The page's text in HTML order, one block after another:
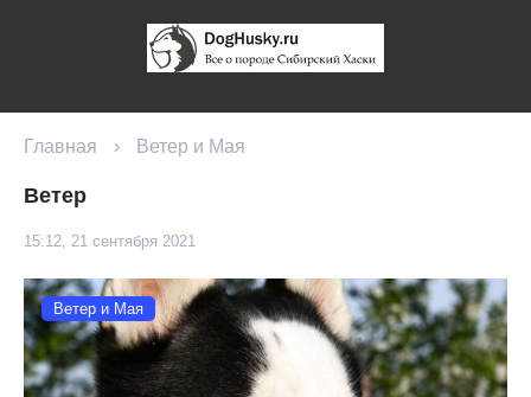
Главная › Ветер и Мая
Ветер
15:12, 21 сентября 2021
Ветер и Мая